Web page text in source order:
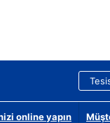
online yapın